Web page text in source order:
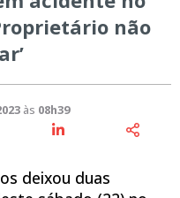
não
às 08h39
deixou duas